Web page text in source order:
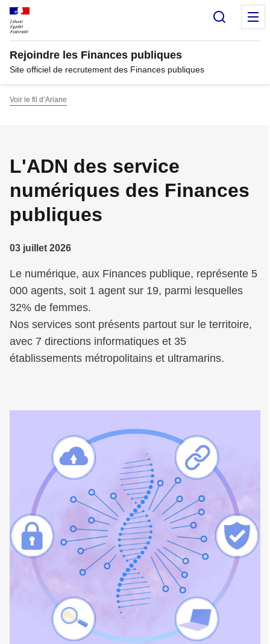
Panneau de gestion des cookies
Rejoindre les Finances publiques
Site officiel de recrutement des Finances publiques
Voir le fil d’Ariane
L'ADN des service
numériques des Finances
publiques
03 juillet 2026
Le numérique, aux Finances publique, représente 5
000 agents, soit 1 agent sur 19, parmi lesquelles
32% de femmes.
Nos services sont présents partout sur le territoire,
avec 7 directions informatiques et 35
établissements métropolitains et ultramarins.